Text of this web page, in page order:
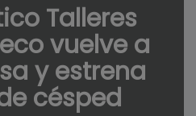
Talleres
vuelve a
y estrena
césped